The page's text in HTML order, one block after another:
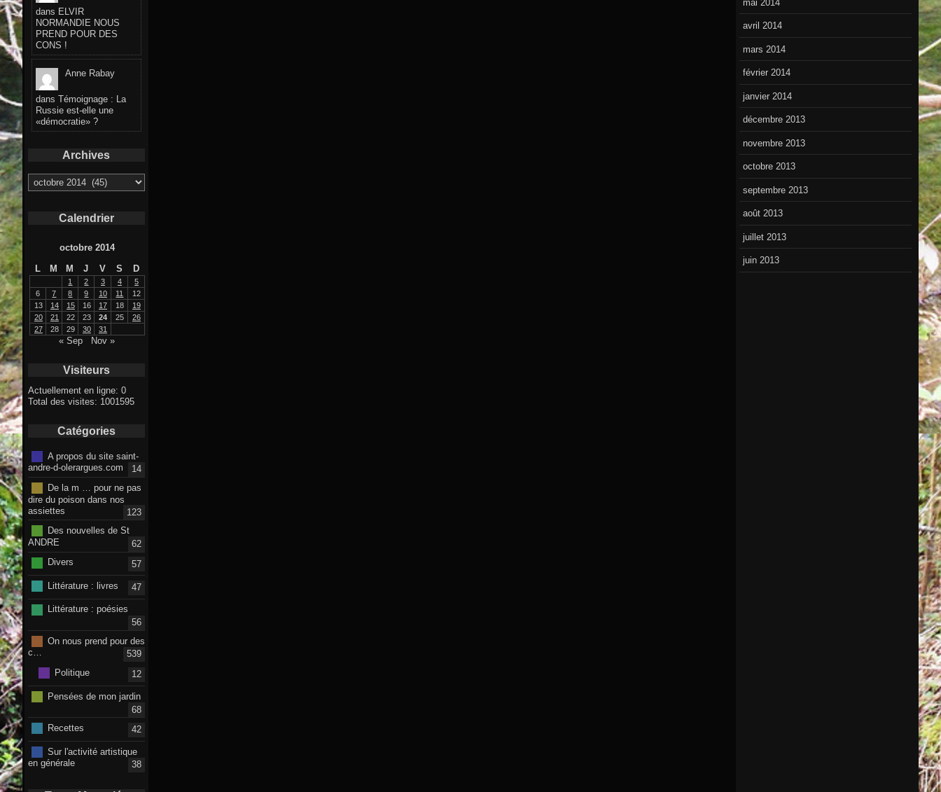
mai 2014
avril 2014
mars 2014
février 2014
janvier 2014
décembre 2013
novembre 2013
octobre 2013
septembre 2013
août 2013
juillet 2013
juin 2013
dans ELVIR
NORMANDIE NOUS
PREND POUR DES
CONS !
Anne Rabay
dans Témoignage : La
Russie est-elle une
«démocratie» ?
Archives
Archives
Calendrier
octobre 2014
L
M M J V S D
1 2 3 4
5
6
7 8 9 10 11
12
13
14 15 16 17 18
19
20
21 22 23 24 25
26
27
28 29 30 31
« Sep Nov »
Visiteurs
Actuellement en ligne: 0
Total des visites: 1001595
Catégories
A propos du site saint-
andre-d-olerargues.com
14
De la m … pour ne pas
dire du poison dans nos
assiettes
123
Des nouvelles de St
ANDRE
62
Divers
57
Littérature : livres 47
Littérature : poésies
56
On nous prend pour des
c…
539
Politique
12
Pensées de mon jardin
68
Recettes
42
Sur l'activité artistique
en générale
38